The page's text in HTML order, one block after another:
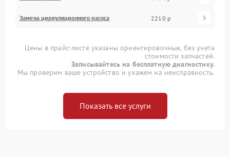
Замена циркуляционного насоса 2210 р
Цены в прайс-листе указаны ориентировочные, без учета
стоимости запчастей.
Записывайтесь на бесплатную диагностику.
Мы проверим ваше устройство и укажем на неисправность.
Показать все услуги